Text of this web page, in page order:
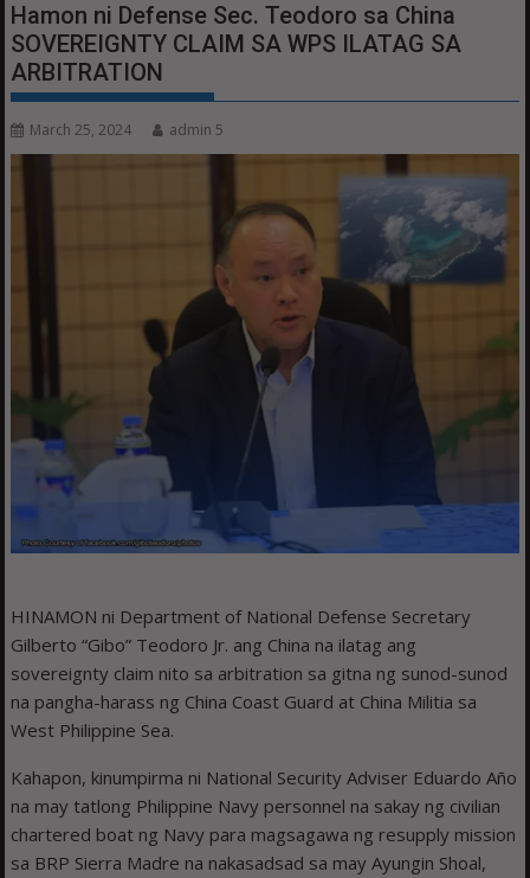
Hamon ni Defense Sec. Teodoro sa China
SOVEREIGNTY CLAIM SA WPS ILATAG SA
ARBITRATION
March 25, 2024 admin 5
HINAMON ni Department of National Defense Secretary
Gilberto “Gibo” Teodoro Jr. ang China na ilatag ang
sovereignty claim nito sa arbitration sa gitna ng sunod-sunod
na pangha-harass ng China Coast Guard at China Militia sa
West Philippine Sea.
Kahapon, kinumpirma ni National Security Adviser Eduardo Año
na may tatlong Philippine Navy personnel na sakay ng civilian
chartered boat ng Navy para magsagawa ng resupply mission
sa BRP Sierra Madre na nakasadsad sa may Ayungin Shoal,